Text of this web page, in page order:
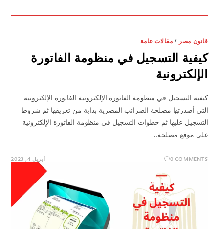
قانون مصر / مقالات عامة
كيفية التسجيل في منظومة الفاتورة
الإلكترونية
كيفية التسجيل في منظومة الفاتورة الإلكترونية الفاتورة الإلكترونية
التي أصدرتها مصلحة الضرائب المصرية بداية من تعريفها ثم شروط
التسجيل عليها ثم خطوات التسجيل في منظومة الفاتورة الإلكترونية
على موقع مصلحة…
0 COMMENTS أبريل 4, 2023